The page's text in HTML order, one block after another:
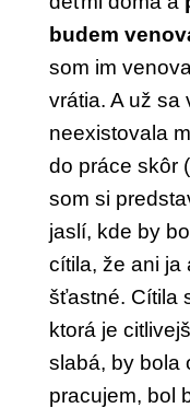
budem
som im
vrátia. A už sa
neexistovala
do práce skôr
som si
jaslí, kde by
cítila, že ani ja
šťastné. Cítila
ktorá je
slabá, by bola
pracujem, bol